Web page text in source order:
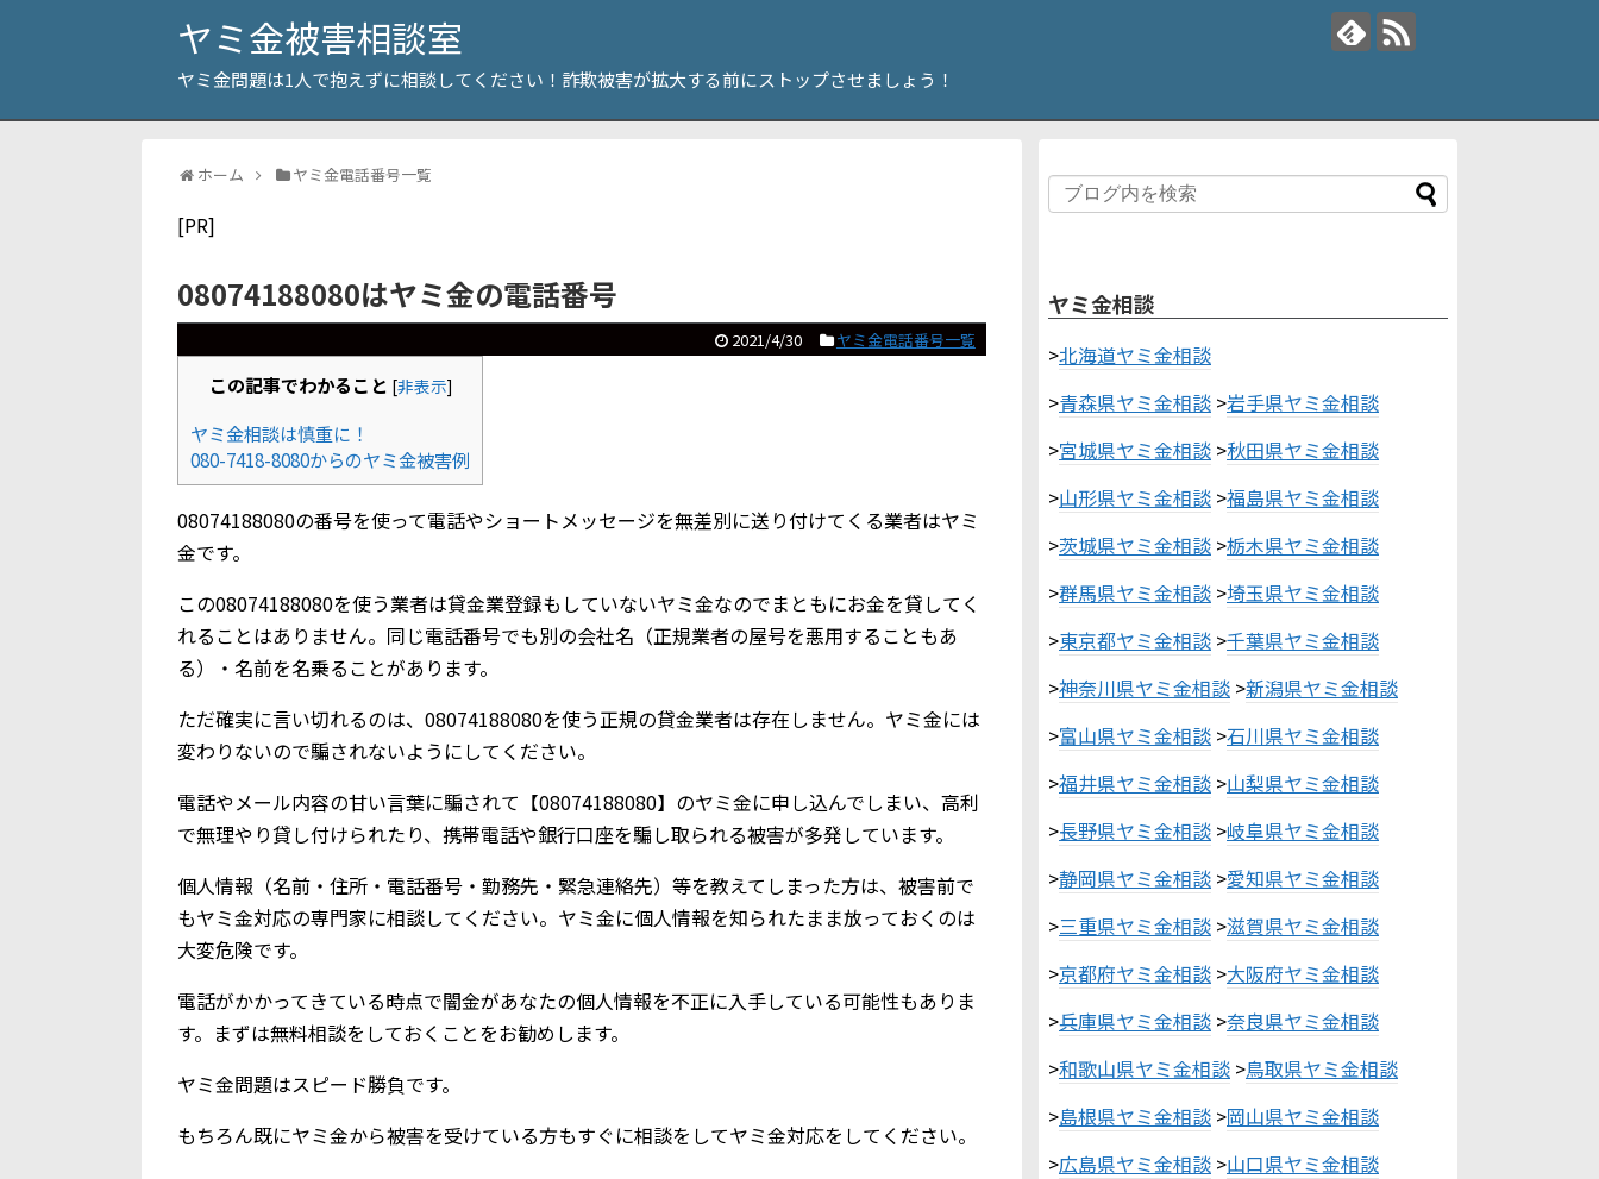
ヤミ金被害相談室
ヤミ金問題は1人で抱えずに相談してください！詐欺被害が拡大する前にストップさせましょう！
ホーム ヤミ金電話番号一覧
[PR]
08074188080はヤミ金の電話番号
2021/4/30 ヤミ金電話番号一覧
この記事でわかること [非表示]
ヤミ金相談は慎重に！
080-7418-8080からのヤミ金被害例
08074188080の番号を使って電話やショートメッセージを無差別に送り付けてくる業者はヤミ
金です。
この08074188080を使う業者は貸金業登録もしていないヤミ金なのでまともにお金を貸してく
れることはありません。同じ電話番号でも別の会社名（正規業者の屋号を悪用することもあ
る）・名前を名乗ることがあります。
ただ確実に言い切れるのは、08074188080を使う正規の貸金業者は存在しません。ヤミ金には
変わりないので騙されないようにしてください。
電話やメール内容の甘い言葉に騙されて【08074188080】のヤミ金に申し込んでしまい、高利
で無理やり貸し付けられたり、携帯電話や銀行口座を騙し取られる被害が多発しています。
個人情報（名前・住所・電話番号・勤務先・緊急連絡先）等を教えてしまった方は、被害前で
もヤミ金対応の専門家に相談してください。ヤミ金に個人情報を知られたまま放っておくのは
大変危険です。
電話がかかってきている時点で闇金があなたの個人情報を不正に入手している可能性もありま
す。まずは無料相談をしておくことをお勧めします。
ヤミ金問題はスピード勝負です。
もちろん既にヤミ金から被害を受けている方もすぐに相談をしてヤミ金対応をしてください。
ヤミ金相談
>北海道ヤミ金相談
>青森県ヤミ金相談 >岩手県ヤミ金相談
>宮城県ヤミ金相談 >秋田県ヤミ金相談
>山形県ヤミ金相談 >福島県ヤミ金相談
>茨城県ヤミ金相談 >栃木県ヤミ金相談
>群馬県ヤミ金相談 >埼玉県ヤミ金相談
>東京都ヤミ金相談 >千葉県ヤミ金相談
>神奈川県ヤミ金相談 >新潟県ヤミ金相談
>富山県ヤミ金相談 >石川県ヤミ金相談
>福井県ヤミ金相談 >山梨県ヤミ金相談
>長野県ヤミ金相談 >岐阜県ヤミ金相談
>静岡県ヤミ金相談 >愛知県ヤミ金相談
>三重県ヤミ金相談 >滋賀県ヤミ金相談
>京都府ヤミ金相談 >大阪府ヤミ金相談
>兵庫県ヤミ金相談 >奈良県ヤミ金相談
>和歌山県ヤミ金相談 >鳥取県ヤミ金相談
>島根県ヤミ金相談 >岡山県ヤミ金相談
>広島県ヤミ金相談 >山口県ヤミ金相談